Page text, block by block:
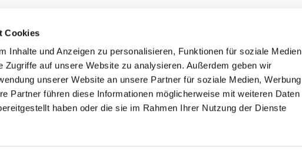
Cookies
Inhalte und Anzeigen zu personalisieren, Funktionen für soziale Medien
Zugriffe auf unsere Website zu analysieren. Außerdem geben wir
unserer Website an unsere Partner für soziale Medien, Werbung
Partner führen diese Informationen möglicherweise mit weiteren Daten
haben oder die sie im Rahmen Ihrer Nutzung der Dienste
Platz 1
Erkenschwick
02368 1461
in-oe.de